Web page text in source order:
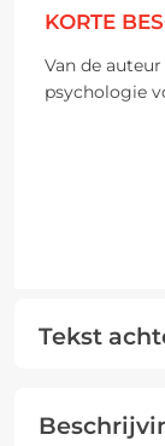
KORTE
Van de
psychologie
Tekst